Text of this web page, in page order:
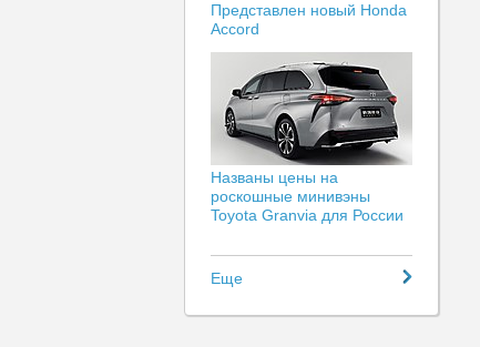
Представлен новый Honda
Accord
Названы цены на
роскошные минивэны
Toyota Granvia для России
Еще